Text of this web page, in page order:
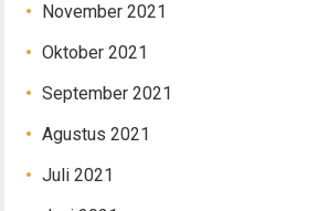
November 2021
Oktober 2021
September 2021
Agustus 2021
Juli 2021